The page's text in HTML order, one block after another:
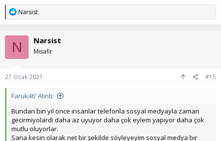
T
p
k
l
e
Narsist
N Narsist
Misafir
27 Ocak 2021 #15
Faruk46' Alıntı:
Bundan bin yıl önce insanlar telefonla sosyal medyayla zaman
gecirmiyolardi daha az uyuyor daha çok eylem yapıyor daha çok
mutlu oluyorlar.
Sana kesin olarak net bir şekilde söyleyeyim sosyal medya bir